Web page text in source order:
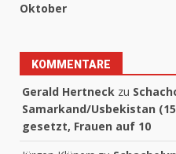
Oktober
KOMMENTARE
Gerald Hertneck zu
Samarkand/Usbekistan
gesetzt, Frauen auf 10